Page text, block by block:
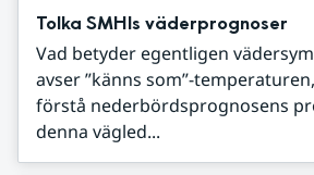
Tolka SMHIs väderprognoser
Vad betyder egentligen
avser ”känns som”-
förstå nederbördsprognosens
denna vägled...